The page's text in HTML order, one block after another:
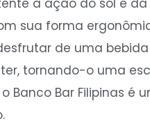
à ação do sol e
sua forma
de uma bebida
tornando-o uma
Banco Bar Filipinas